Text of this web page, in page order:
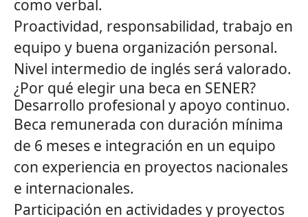
como verbal.
Proactividad, responsabilidad, trabajo en
equipo y buena organización personal.
Nivel intermedio de inglés será valorado.
¿Por qué elegir una beca en SENER?
Desarrollo profesional y apoyo continuo.
Beca remunerada con duración mínima
de 6 meses e integración en un equipo
con experiencia en proyectos nacionales
e internacionales.
Participación en actividades y proyectos